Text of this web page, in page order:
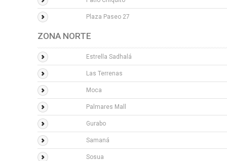
Plaza Paseo 27
ZONA NORTE
Estrella Sadhalá
Las Terrenas
Moca
Palmares Mall
Gurabo
Samaná
Sosua